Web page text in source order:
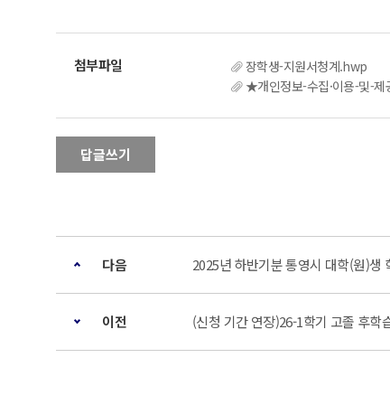
장학생-지원서청계.hwp
★개인정보-수집·이용-및-
답글쓰기
다음 2025년 하반기분 통영시 대학(원)생
이전 (신청 기간 연장)26-1학기 고졸 후